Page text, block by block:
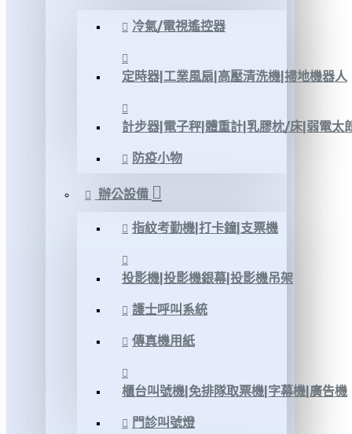
冷氣/電視遙控器
定時器|工業風扇|高壓清洗機|掃地機器人
計步器|電子秤|體重計|乳膠枕/床|弱電太
防疫小物
辦公設備
指紋考勤機|打卡鐘|支票機
投影機|投影機銀幕|投影機吊架
護士呼叫系統
傳真機用紙
櫃台叫號機|免排隊取票機|字幕機|廣告機
門診叫號燈